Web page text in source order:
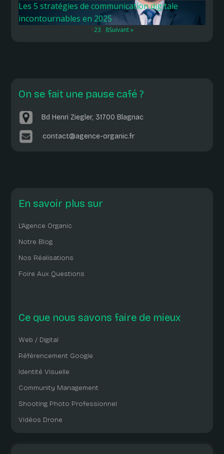
Les 5 stratégies de communication digitale
incontournables en 2025
123 8Suivant »
On se fait une pause café ?
Bd Henri Ziegler, 31700 Blagnac
contact@agence-organic.fr
En savoir plus sur
L'Agence Organic
Notre Blog
Nos Réalisations
Foire Aux Questions
Ce que nous savons faire de mieux
Web / Digital
Référencement Google
Identité Visuelle
Community Management
Shooting Photo Professionnel
Vidéos Drone